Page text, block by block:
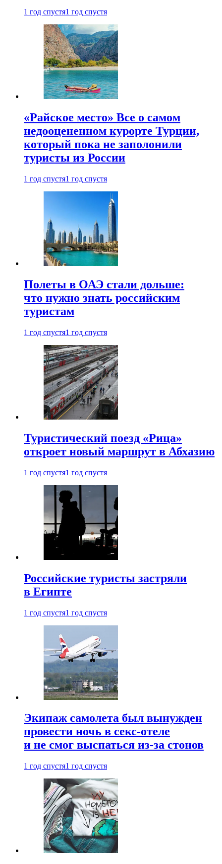
1 год спустя1 год спустя
«Райское место» Все о самом
недооцененном курорте Турции,
который пока не заполонили
туристы из России
1 год спустя1 год спустя
Полеты в ОАЭ стали дольше:
что нужно знать российским
туристам
1 год спустя1 год спустя
Туристический поезд «Рица»
откроет новый маршрут в Абхазию
1 год спустя1 год спустя
Российские туристы застряли
в Египте
1 год спустя1 год спустя
Экипаж самолета был вынужден
провести ночь в секс-отеле
и не смог выспаться из-за стонов
1 год спустя1 год спустя